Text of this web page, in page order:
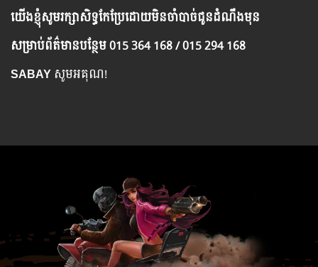
យើង​ខ្ញុំ​សូម​រក្សា​សិទ្ធ​កែ​ប្រែ​ដោយ​មិន​ចាំ​បាច់​ជូន​ដំណឹង​មុន
សម្រាប់​ព័ត៌មាន​បន្ថែម​ 015 364 168 / 015 294 168
SABAY សូមអគុណ!